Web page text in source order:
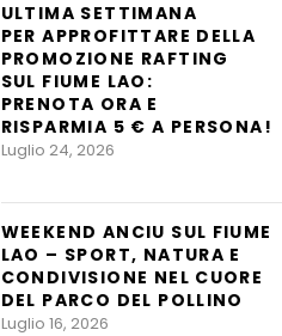
ULTIMA SETTIMANA
PER APPROFITTARE DELLA
PROMOZIONE RAFTING
SUL FIUME LAO:
PRENOTA ORA E
RISPARMIA 5 € A PERSONA!
Luglio 24, 2026
WEEKEND ANCIU SUL FIUME
LAO – SPORT, NATURA E
CONDIVISIONE NEL CUORE
DEL PARCO DEL POLLINO
Luglio 16, 2026